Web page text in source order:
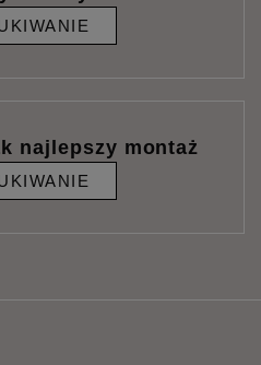
najlepszy montaż